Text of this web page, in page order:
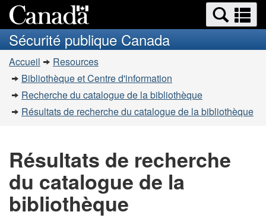
au
contenu
à
la
simplifiée
Recherche
et
menus
et
Sécurité publique Canada
Vous
êtes
ici
Accueil
Resources
Bibliothèque et Centre d'information
Recherche du catalogue de la bibliothèque
Résultats de recherche du catalogue de la bibliothèque
Résultats de recherche
du catalogue de la
bibliothèque